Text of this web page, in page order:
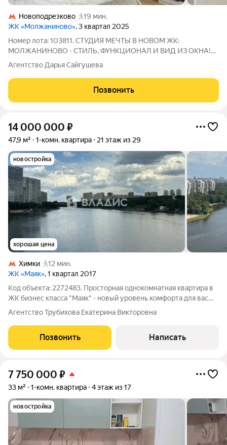
Новоподрезково
19 мин.
ЖК «Молжаниново», 3 квартал 2025
Номер лота: 103811. СТУДИЯ МЕЧТЫ В НОВОМ ЖК:
МОЛЖАНИНОВО - СТИЛЬ, ФУНКЦИОНАЛ И ВИД ИЗ ОКНА!
Ищете квартиру, где продуман каждое сантиметр? Хотите
жить в современном районе с развитой инфраструктурой, но
при этом просыпаться от пения птиц, а не от
Агентство Дарья Сайгушева
Позвонить
14 000 000 ₽
47,9 м² 1-комн. квартира 21 этаж из 29
новостройка
хорошая цена
Химки
12 мин.
ЖК «Маяк», 1 квартал 2017
Код объекта: 2272483. Просторная однокомнатная квартира в
ЖК бизнес класса "Маяк" - новый уровень комфорта для вас
или отличный вариант для сдачи в аренду! Квартира с
ШИКАРНЫМ ВИДОМ НА РЕКУ! Расположение на 21 этаже,
панорамное остекление лоджий и
Агентство Трубихова Екатерина Викторовна
Позвонить Написать
7 750 000 ₽
33 м² 1-комн. квартира 4 этаж из 17
новостройка